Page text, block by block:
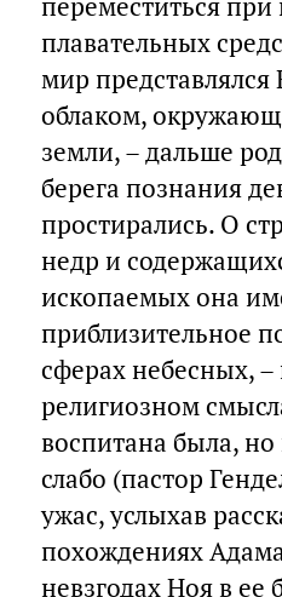
переместиться
плавательных
мир
облаком,
земли, – дальше
берега познания
простирались. О
недр и
ископаемых она
приблизительное
сферах небесных,
религиозном
воспитана была, но
слабо (пастор
ужас, услыхав
похождениях
невзгодах Ноя в ее